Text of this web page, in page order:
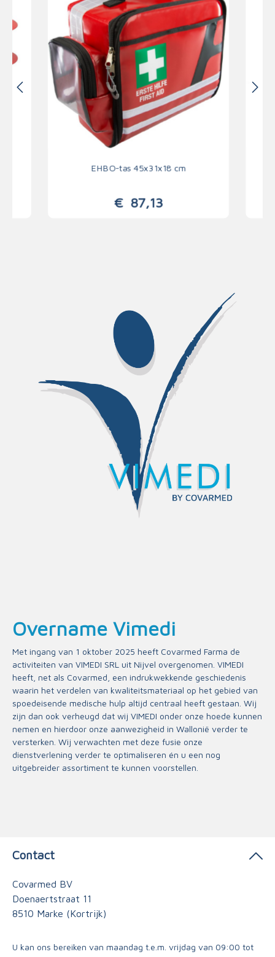
EHBO-tas 45x31x18 cm
€87,13
Overname Vimedi
Met ingang van 1 oktober 2025 heeft Covarmed Farma de
activiteiten van VIMEDI SRL uit Nijvel overgenomen. VIMEDI
heeft, net als Covarmed, een indrukwekkende geschiedenis
waarin het verdelen van kwaliteitsmateriaal op het gebied van
spoedeisende medische hulp altijd centraal heeft gestaan. Wij
zijn dan ook verheugd dat wij VIMEDI onder onze hoede kunnen
nemen en hierdoor onze aanwezigheid in Wallonië verder te
versterken. Wij verwachten met deze fusie onze
dienstverlening verder te optimaliseren én u een nog
uitgebreider assortiment te kunnen voorstellen.
Contact
Covarmed BV
Doenaertstraat 11
8510 Marke (Kortrijk)
U kan ons bereiken van maandag t.e.m. vrijdag van 09:00 tot